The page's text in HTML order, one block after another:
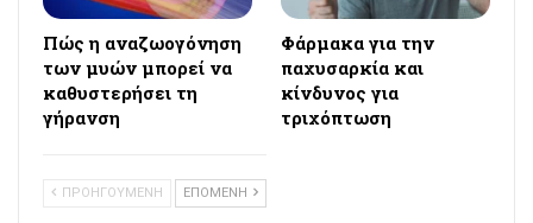
Πώς η αναζωογόνηση
των μυών μπορεί να
καθυστερήσει τη
γήρανση
Φάρμακα για την
παχυσαρκία και
κίνδυνος για
τριχόπτωση
ΠΡΟΗΓΟΥΜΕΝΗ ΕΠΟΜΕΝΗ